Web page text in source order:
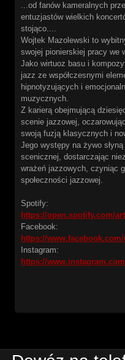
...od fanów kameralnych
entuzjastów wielkich
stojąco....
Wojtek Mazolewski to
swojej pionierskiej pracy we
Jako wirtuoz basu i
jazz ze współczesnymi
hipnotyzujących i
muzycznych.
Z karierą obejmującą
scenie jazzowej,
swoją fuzją klasycznych i
Jego występy na żywo
scenicznej, dostarczając
wrażeń jazzowych, czyniąc
społeczności jazzowej.
Spotify:
https://open.spotify.com/
Facebook:
https://
Instagram:
https://